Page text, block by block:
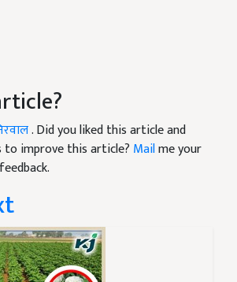
. Did you liked this article and
to improve this article? Mailme your